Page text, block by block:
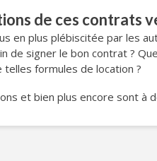
de ces contrats
en plus plébiscitée par les
de signer le bon contrat ?
formules de location ?
et bien plus encore sont à